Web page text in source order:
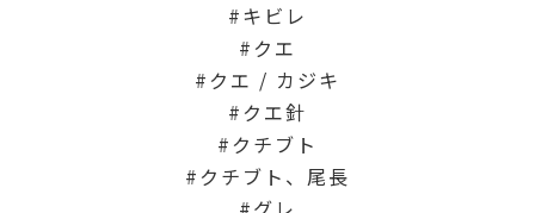
キビレ
クエ
クエ / カジキ
クエ針
クチブト
クチブト、尾長